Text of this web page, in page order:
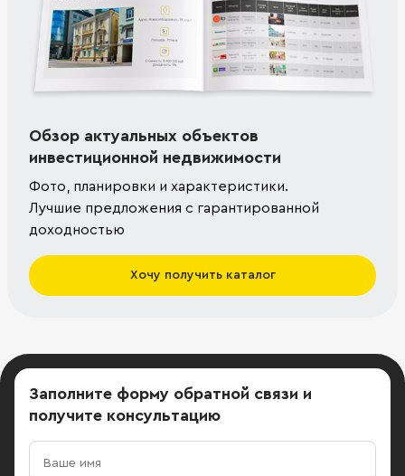
Обзор актуальных объектов
инвестиционной недвижимости
Фото, планировки и характеристики.
Лучшие предложения с гарантированной
доходностью
Хочу получить каталог
Заполните форму обратной связи и
получите консультацию